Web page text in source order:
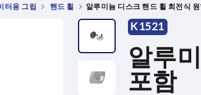
터용 그립 핸드 휠 알루미늄 디스크 핸드 휠 회전식
K1521
알루
포함